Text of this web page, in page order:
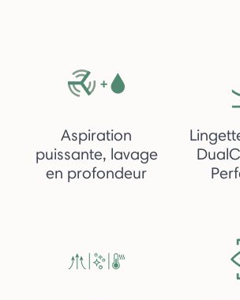
Aspiration
puissante, lavage
en profondeur